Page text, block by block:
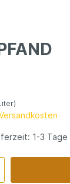
1-3 Tage